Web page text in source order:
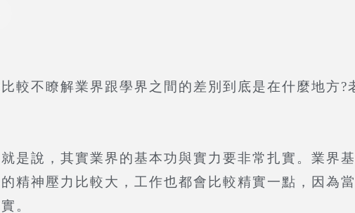
不瞭解業界跟學界之間的差別到底是在什麼地方?
說，其實業界的基本功與實力要非常扎實。業界基
精神壓力比較大，工作也都會比較精實一點，因為
。